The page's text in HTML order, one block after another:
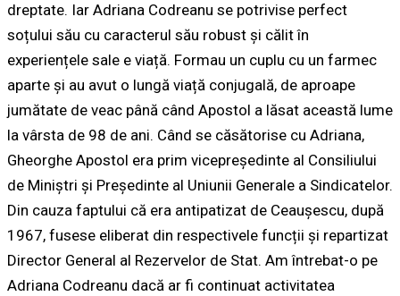
dreptate. Iar Adriana Codreanu se potrivise perfect
soțului său cu caracterul său robust și călit în
experiențele sale e viață. Formau un cuplu cu un farmec
aparte și au avut o lungă viață conjugală, de aproape
jumătate de veac până când Apostol a lăsat această lume
la vârsta de 98 de ani. Când se căsătorise cu Adriana,
Gheorghe Apostol era prim vicepreședinte al Consiliului
de Miniștri și Președinte al Uniunii Generale a Sindicatelor.
Din cauza faptului că era antipatizat de Ceaușescu, după
1967, fusese eliberat din respectivele funcții și repartizat
Director General al Rezervelor de Stat. Am întrebat-o pe
Adriana Codreanu dacă ar fi continuat activitatea